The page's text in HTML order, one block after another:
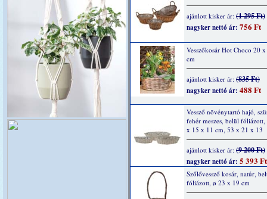
ajánlott kisker ár: (1 295 Ft)
nagyker nettó ár: 756 Ft
Vesszőkosár Hot Choco 20
cm
ajánlott kisker ár: (835 Ft)
nagyker nettó ár: 488 Ft
Vessző növénytartó hajó,
fehér meszes, belül
x 15 x 11 cm, 53 x 21 x 13
ajánlott kisker ár: (9 200 Ft)
nagyker nettó ár: 5 393 Ft
Szőlővessző kosár, natúr,
fóliázott, ø 23 x 19 cm